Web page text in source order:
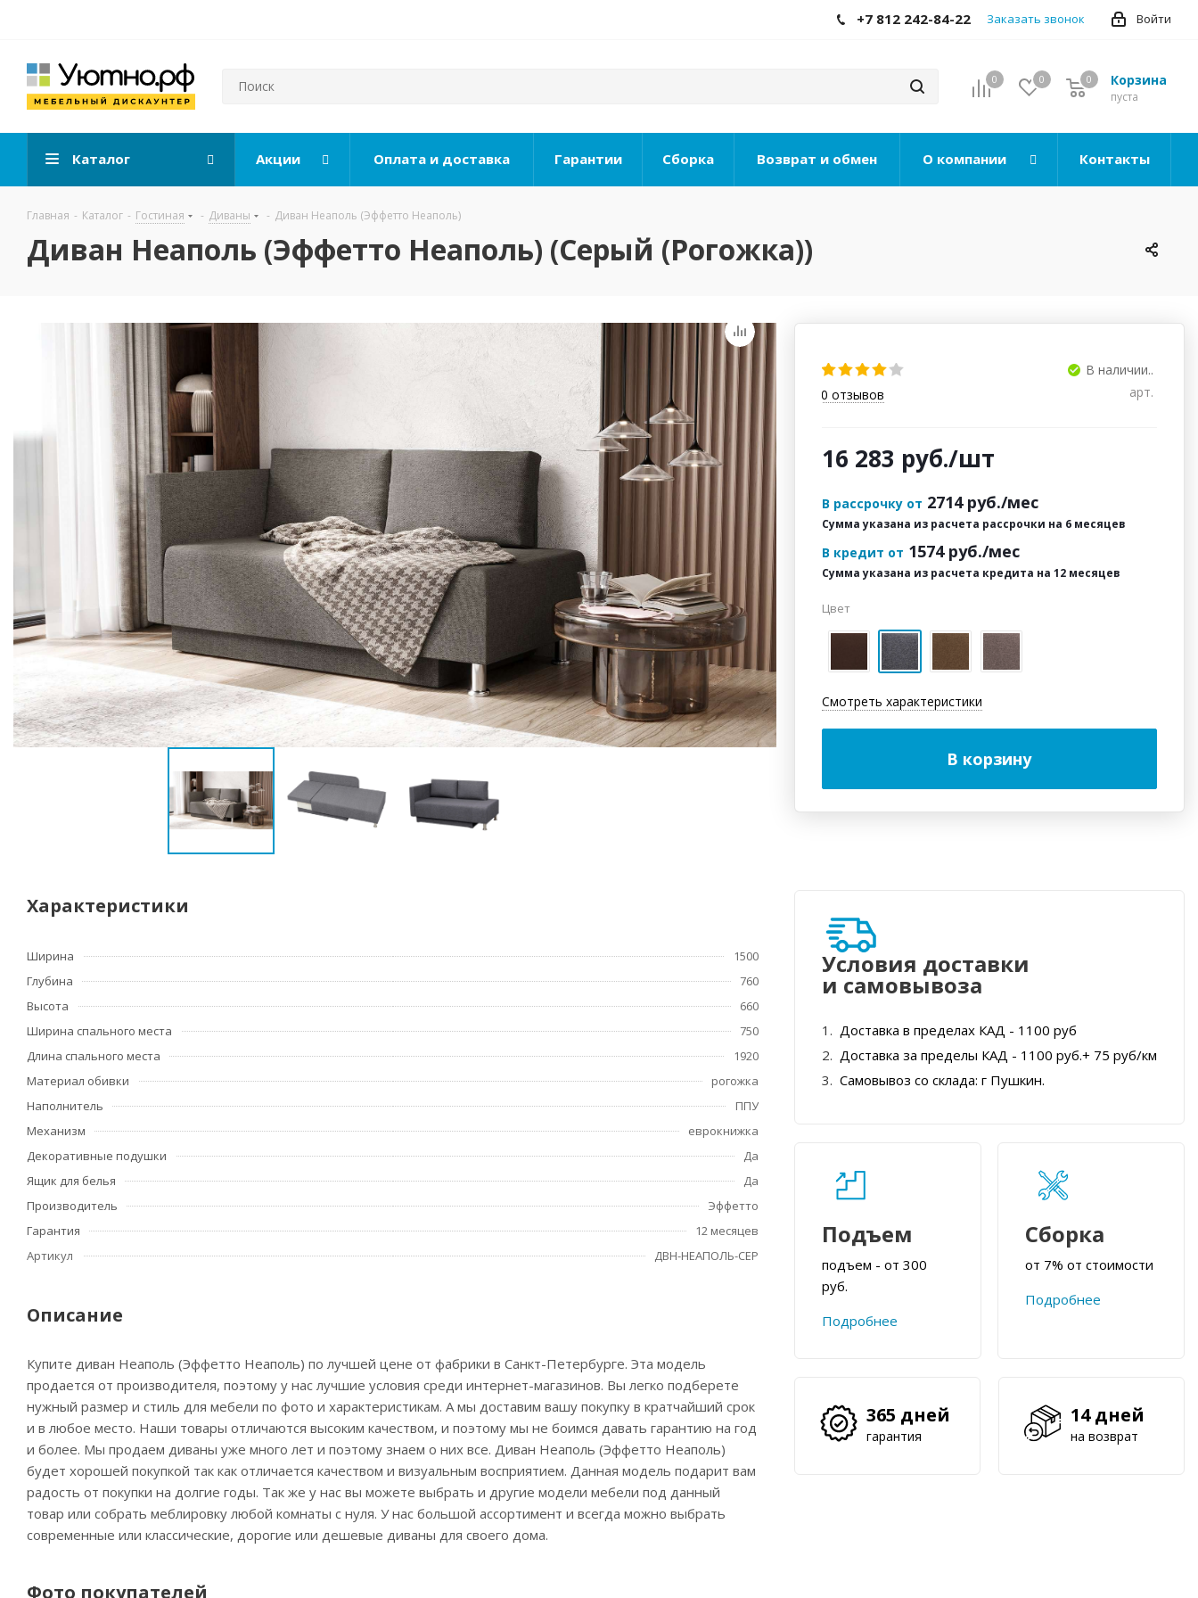
Войти
+7 812 242-84-22 Заказать звонок
0 0 Корзина
0
пуста
0
Каталог Акции Оплата и доставка Гарантии Сборка Возврат и обмен О компании Контакты
Главная - Каталог - Гостиная - Диваны - Диван Неаполь (Эффетто Неаполь)
Диван Неаполь (Эффетто Неаполь) (Серый (Рогожка))
0 отзывов
В наличии..
арт.
16 283 руб./шт
В рассрочку от 2714 руб./мес
Сумма указана из расчета рассрочки на 6 месяцев
В кредит от 1574 руб./мес
Сумма указана из расчета кредита на 12 месяцев
Цвет
Смотреть характеристики
В корзину
Характеристики
Ширина
1500
Глубина
760
Высота
660
Ширина спального места
750
Длина спального места
1920
Материал обивки
рогожка
Наполнитель
ППУ
Механизм
еврокнижка
Декоративные подушки
Да
Ящик для белья
Да
Производитель
Эффетто
Гарантия
12 месяцев
Артикул
ДВН-НЕАПОЛЬ-СЕР
Описание
Купите диван Неаполь (Эффетто Неаполь) по лучшей цене от фабрики в Санкт-Петербурге. Эта модель
продается от производителя, поэтому у нас лучшие условия среди интернет-магазинов. Вы легко подберете
нужный размер и стиль для мебели по фото и характеристикам. А мы доставим вашу покупку в кратчайший срок
и в любое место. Наши товары отличаются высоким качеством, и поэтому мы не боимся давать гарантию на год
и более. Мы продаем диваны уже много лет и поэтому знаем о них все. Диван Неаполь (Эффетто Неаполь)
будет хорошей покупкой так как отличается качеством и визуальным восприятием. Данная модель подарит вам
радость от покупки на долгие годы. Так же у нас вы можете выбрать и другие модели мебели под данный
товар или собрать меблировку любой комнаты с нуля. У нас большой ассортимент и всегда можно выбрать
современные или классические, дорогие или дешевые диваны для своего дома.
Фото покупателей
Условия доставки
и самовывоза
Доставка в пределах КАД - 1100 руб
Доставка за пределы КАД - 1100 руб.+ 75 руб/км
Самовывоз со склада: г Пушкин.
Подъем
подъем - от 300
руб.
Подробнее
Сборка
от 7% от стоимости
Подробнее
365 дней
гарантия
14 дней
на возврат